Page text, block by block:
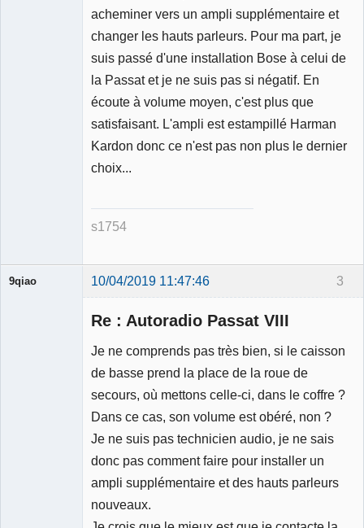
acheminer vers un ampli supplémentaire et
changer les hauts parleurs. Pour ma part, je
suis passé d'une installation Bose à celui de
la Passat et je ne suis pas si négatif. En
écoute à volume moyen, c'est plus que
satisfaisant. L'ampli est estampillé Harman
Kardon donc ce n'est pas non plus le dernier
choix...
s1754
3
9qiao 10/04/2019 11:47:46
Re : Autoradio Passat VIII
Je ne comprends pas très bien, si le caisson
de basse prend la place de la roue de
secours, où mettons celle-ci, dans le coffre ?
Dans ce cas, son volume est obéré, non ?
Je ne suis pas technicien audio, je ne sais
donc pas comment faire pour installer un
ampli supplémentaire et des hauts parleurs
nouveaux.